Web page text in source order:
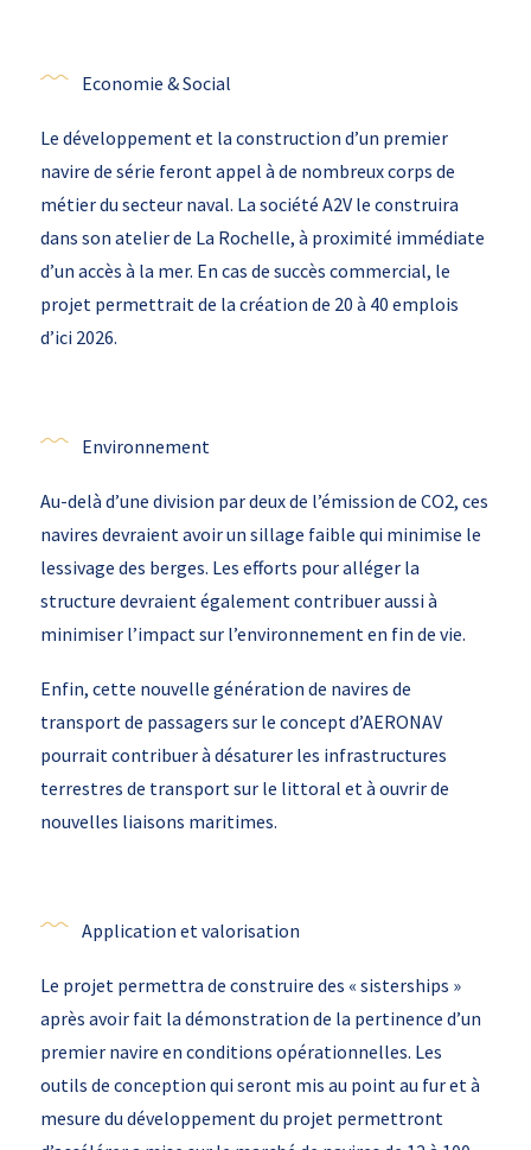
Economie & Social
Le développement et la construction d’un premier
navire de série feront appel à de nombreux corps de
métier du secteur naval. La société A2V le construira
dans son atelier de La Rochelle, à proximité immédiate
d’un accès à la mer. En cas de succès commercial, le
projet permettrait de la création de 20 à 40 emplois
d’ici 2026.
Environnement
Au-delà d’une division par deux de l’émission de CO2, ces
navires devraient avoir un sillage faible qui minimise le
lessivage des berges. Les efforts pour alléger la
structure devraient également contribuer aussi à
minimiser l’impact sur l’environnement en fin de vie.
Enfin, cette nouvelle génération de navires de
transport de passagers sur le concept d’AERONAV
pourrait contribuer à désaturer les infrastructures
terrestres de transport sur le littoral et à ouvrir de
nouvelles liaisons maritimes.
Application et valorisation
Le projet permettra de construire des « sisterships »
après avoir fait la démonstration de la pertinence d’un
premier navire en conditions opérationnelles. Les
outils de conception qui seront mis au point au fur et à
mesure du développement du projet permettront